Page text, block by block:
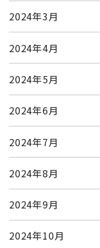
2024年3月
2024年4月
2024年5月
2024年6月
2024年7月
2024年8月
2024年9月
2024年10月